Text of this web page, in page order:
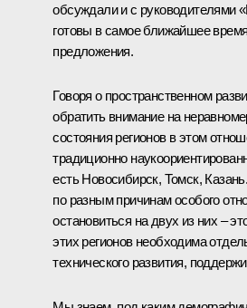
обсуждали и с руководителями
готовы в самое ближайшее
предложения.
Говоря о пространственном
обратить внимание на
состояния регионов в этом
традиционно
есть Новосибирск, Томск,
по разным причинам особого
остановиться на двух из них –
этих регионов необходима
технического развития,